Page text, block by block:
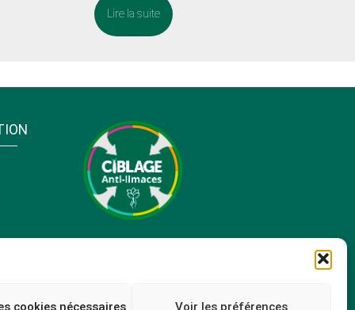
cookies nécessaires Voir les préférences
Lire la suite